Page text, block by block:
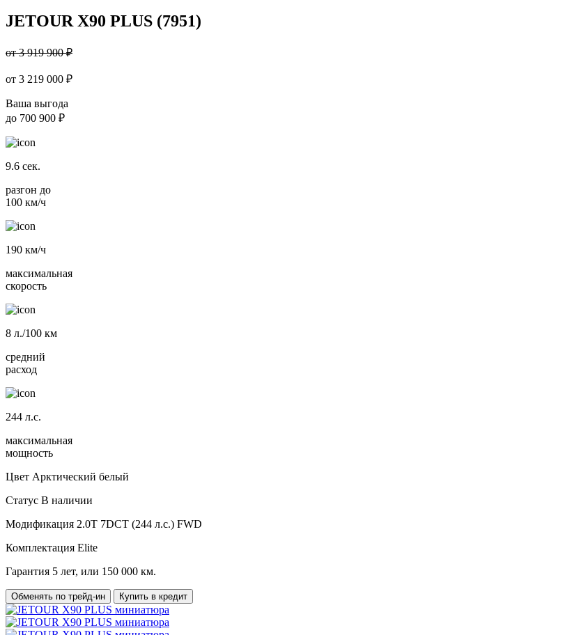
JETOUR X90 PLUS (7951)
от 3 919 900 ₽
от 3 219 000 ₽
Ваша выгода
до 700 900 ₽
9.6 сек.
разгон до
100 км/ч
190 км/ч
максимальная
скорость
8 л./100 км
средний
расход
244 л.с.
максимальная
мощность
Цвет Арктический белый
Статус В наличии
Модификация 2.0T 7DCT (244 л.с.) FWD
Комплектация Elite
Гарантия 5 лет, или 150 000 км.
Обменять по трейд-ин Купить в кредит